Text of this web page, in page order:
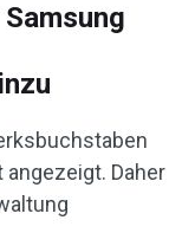
angezeigt. Daher